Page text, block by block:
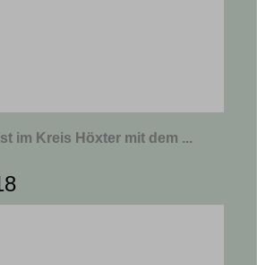
im Kreis Höxter mit dem ...